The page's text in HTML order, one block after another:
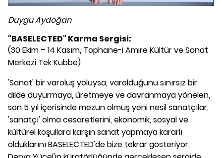
Duygu Aydoğan
"BASELECTED" Karma Sergisi:
(30 Ekim – 14 Kasım, Tophane-i Amire Kültür ve Sanat
Merkezi Tek Kubbe)
'Sanat' bir varoluş yoluysa, varolduğunu sınırsız bir
dilde duyurmaya, üretmeye ve davranmaya yönelen,
son 5 yıl içerisinde mezun olmuş yeni nesil sanatçılar,
'sanatçı' olma cesaretlerini, ekonomik, sosyal ve
kültürel koşullara karşın sanat yapmaya kararlı
olduklarını BASELECTED'de bize tekrar gösteriyor.